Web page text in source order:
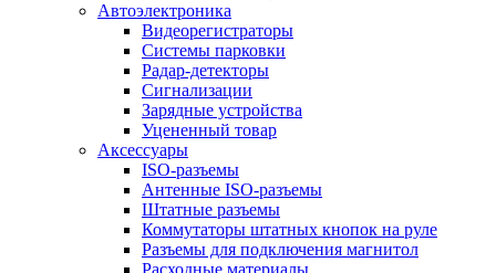
Автоэлектроника
Видеорегистраторы
Системы парковки
Радар-детекторы
Сигнализации
Зарядные устройства
Уцененный товар
Аксессуары
ISO-разъемы
Антенные ISO-разъемы
Штатные разъемы
Коммутаторы штатных кнопок на руле
Разъемы для подключения магнитол
Расходные материалы